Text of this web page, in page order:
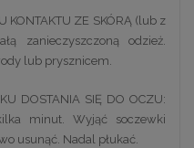
KONTAKTU ZE SKÓRĄ (lub z
zanieczyszczoną odzież.
lub prysznicem.
DOSTANIA SIĘ DO OCZU:
minut. Wyjąć soczewki
usunąć. Nadal płukać.